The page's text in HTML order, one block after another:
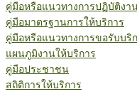
คู่มือหรือแนวทางการปฏิบัติงา
คู่มือมาตรฐานการให้บริการ
คู่มือหรือแนวทางการขอรับบริ
แผนภูมิงานให้บริการ
คู่มือประชาชน
สถิติการให้บริการ